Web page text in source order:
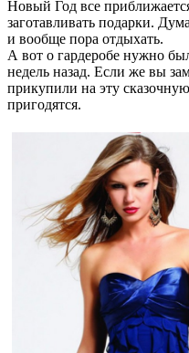
Новый Год все
заготавливать подарки.
и вообще пора отдыхать.
А вот о гардеробе нужно
недель назад. Если же вы
прикупили на эту
пригодятся.